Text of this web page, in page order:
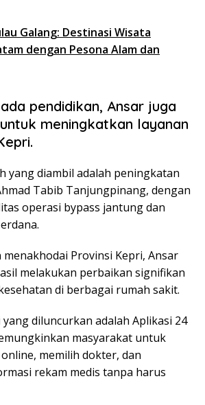
Galang: Destinasi Wisata
dengan Pesona Alam dan
pendidikan, Ansar juga
meningkatkan layanan
yang diambil adalah peningkatan
Tabib Tanjungpinang, dengan
operasi bypass jantung dan
Provinsi Kepri, Ansar
melakukan perbaikan signifikan
di berbagai rumah sakit.
diluncurkan adalah Aplikasi 24
masyarakat untuk
memilih dokter, dan
rekam medis tanpa harus